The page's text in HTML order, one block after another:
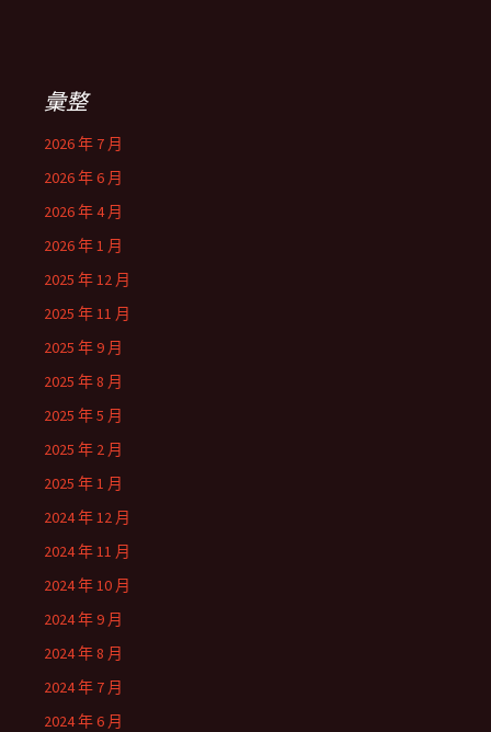
彙整
2026 年 7 月
2026 年 6 月
2026 年 4 月
2026 年 1 月
2025 年 12 月
2025 年 11 月
2025 年 9 月
2025 年 8 月
2025 年 5 月
2025 年 2 月
2025 年 1 月
2024 年 12 月
2024 年 11 月
2024 年 10 月
2024 年 9 月
2024 年 8 月
2024 年 7 月
2024 年 6 月